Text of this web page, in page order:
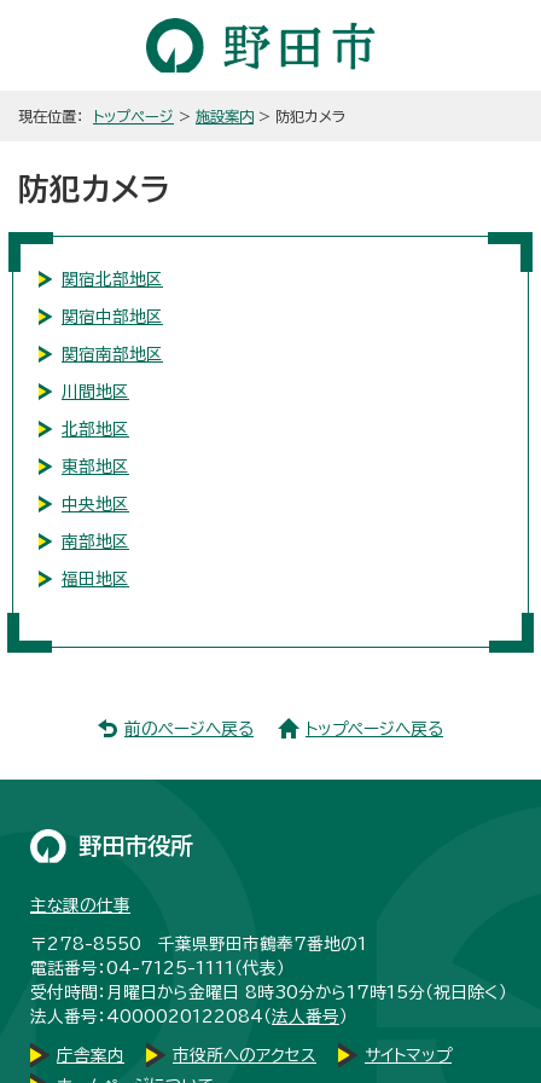
現在位置： トップページ > 施設案内 > 防犯カメラ
防犯カメラ
関宿北部地区
関宿中部地区
関宿南部地区
川間地区
北部地区
東部地区
中央地区
南部地区
福田地区
前のページへ戻る トップページへ戻る
野田市役所
主な課の仕事
〒278-8550 千葉県野田市鶴奉7番地の1
電話番号：04-7125-1111（代表）
受付時間：月曜日から金曜日 8時30分から17時15分（祝日除く）
法人番号：4000020122084（法人番号 ）
庁舎案内 市役所へのアクセス
サイトマップ